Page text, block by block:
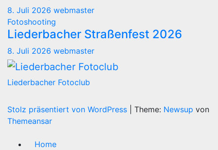
8. Juli 2026 webmaster
Fotoshooting
Liederbacher Straßenfest 2026
8. Juli 2026 webmaster
Liederbacher Fotoclub
Stolz präsentiert von WordPress Theme: Newsup von
Themeansar
Home